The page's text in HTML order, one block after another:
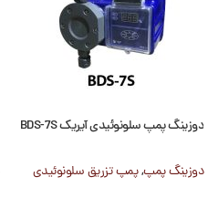
دوزینگ پمپ سلونوئیدی آیریک BDS-7S
دوزینگ پمپ,پمپ تزریق سلونوئیدی